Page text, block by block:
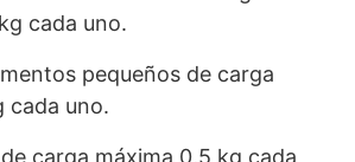
cada uno.
pequeños de carga
cada uno.
carga máxima 0,5 kg cada